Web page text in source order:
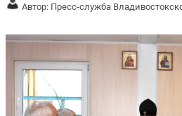
Автор: Пресс-служба